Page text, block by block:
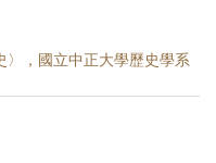
〉，國立中正大學歷史學系